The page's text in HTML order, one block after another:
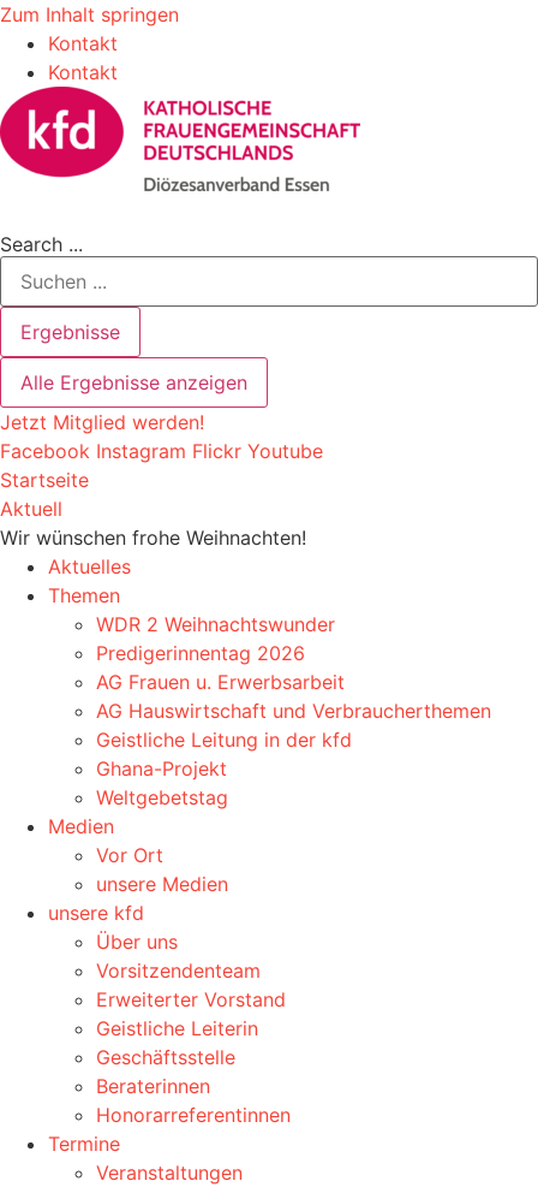
Zum Inhalt springen
Kontakt
Kontakt
Search ...
Ergebnisse
Alle Ergebnisse anzeigen
Jetzt Mitglied werden!
Facebook Instagram Flickr Youtube
Startseite
Aktuell
Wir wünschen frohe Weihnachten!
Aktuelles
Themen
WDR 2 Weihnachtswunder
Predigerinnentag 2026
AG Frauen u. Erwerbsarbeit
AG Hauswirtschaft und Verbraucherthemen
Geistliche Leitung in der kfd
Ghana-Projekt
Weltgebetstag
Medien
Vor Ort
unsere Medien
unsere kfd
Über uns
Vorsitzendenteam
Erweiterter Vorstand
Geistliche Leiterin
Geschäftsstelle
Beraterinnen
Honorarreferentinnen
Termine
Veranstaltungen